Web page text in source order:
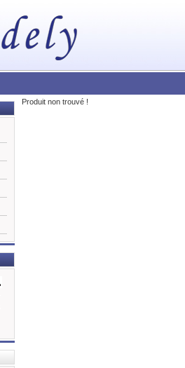
Produit non trouvé !